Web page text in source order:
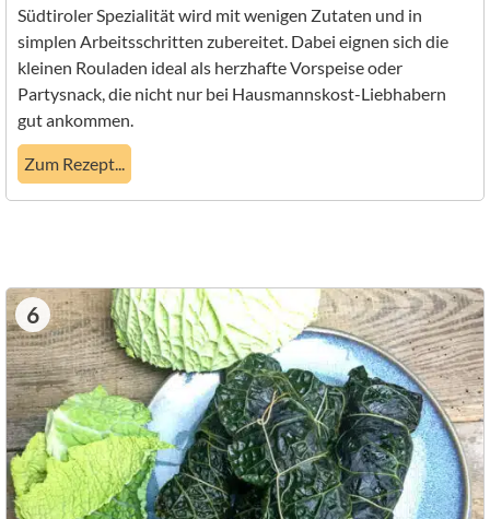
Südtiroler Spezialität wird mit wenigen Zutaten und in
simplen Arbeitsschritten zubereitet. Dabei eignen sich die
kleinen Rouladen ideal als herzhafte Vorspeise oder
Partysnack, die nicht nur bei Hausmannskost-Liebhabern
gut ankommen.
Zum Rezept...
6